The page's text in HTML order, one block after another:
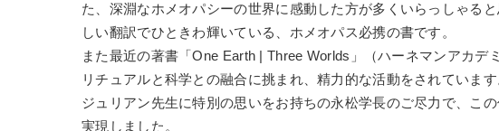
た、深淵なホメオパシーの世界に感動した方が多くいらっしゃる
しい翻訳でひときわ輝いている、ホメオパス必携の書です。
また最近の著書「One Earth | Three Worlds」（ハーネマンアカデ
リチュアルと科学との融合に挑まれ、精力的な活動をされています
ジュリアン先生に特別の思いをお持ちの永松学長のご尽力で、こ
実現しました。